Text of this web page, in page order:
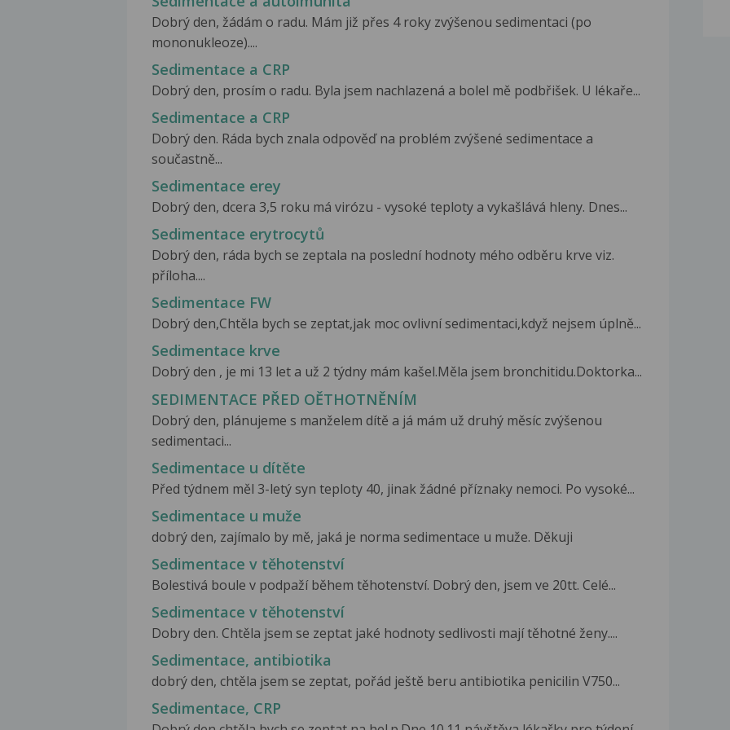
Dobrý den, žádám o radu. Mám již přes 4 roky zvýšenou sedimentaci (po
mononukleoze)....
Sedimentace a CRP
Dobrý den, prosím o radu. Byla jsem nachlazená a bolel mě podbřišek. U lékaře...
Sedimentace a CRP
Dobrý den. Ráda bych znala odpověď na problém zvýšené sedimentace a
součastně...
Sedimentace erey
Dobrý den, dcera 3,5 roku má virózu - vysoké teploty a vykašlává hleny. Dnes...
Sedimentace erytrocytů
Dobrý den, ráda bych se zeptala na poslední hodnoty mého odběru krve viz.
příloha....
Sedimentace FW
Dobrý den,Chtěla bych se zeptat,jak moc ovlivní sedimentaci,když nejsem úplně...
Sedimentace krve
Dobrý den , je mi 13 let a už 2 týdny mám kašel.Měla jsem bronchitidu.Doktorka...
SEDIMENTACE PŘED OĚTHOTNĚNÍM
Dobrý den, plánujeme s manželem dítě a já mám už druhý měsíc zvýšenou
sedimentaci...
Sedimentace u dítěte
Před týdnem měl 3-letý syn teploty 40, jinak žádné příznaky nemoci. Po vysoké...
Sedimentace u muže
dobrý den, zajímalo by mě, jaká je norma sedimentace u muže. Děkuji
Sedimentace v těhotenství
Bolestivá boule v podpaží během těhotenství. Dobrý den, jsem ve 20tt. Celé...
Sedimentace v těhotenství
Dobry den. Chtěla jsem se zeptat jaké hodnoty sedlivosti mají těhotné ženy....
Sedimentace, antibiotika
dobrý den, chtěla jsem se zeptat, pořád ještě beru antibiotika penicilin V750...
Sedimentace, CRP